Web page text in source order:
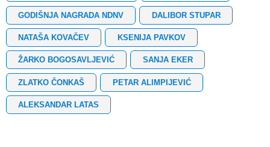
GODIŠNJA NAGRADA NDNV DALIBOR STUPAR
NATAŠA KOVAČEV KSENIJA PAVKOV
ŽARKO BOGOSAVLJEVIĆ SANJA EKER
ZLATKO ČONKAŠ PETAR ALIMPIJEVIĆ
ALEKSANDAR LATAS